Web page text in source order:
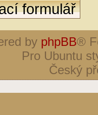
formulář
by phpBB®
Pro Ubuntu
Český